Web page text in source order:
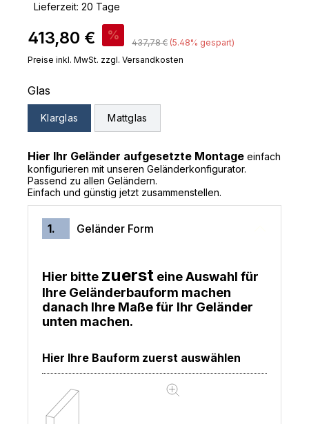
Lieferzeit: 20 Tage
Verkaufspreis:
413,80 € % Regulärer Preis:
437,78 € (5.48% gespart)
Preise inkl. MwSt. zzgl. Versandkosten
Glas
Klarglas Mattglas
Hier Ihr Geländer aufgesetzte Montage einfach
konfigurieren mit unseren Geländerkonfigurator.
Passend zu allen Geländern.
Einfach und günstig jetzt zusammenstellen.
1. Geländer Form
Hier bitte zuerst eine Auswahl für
Ihre Geländerbauform machen
danach Ihre Maße für Ihr Geländer
unten machen.
Hier Ihre Bauform zuerst auswählen